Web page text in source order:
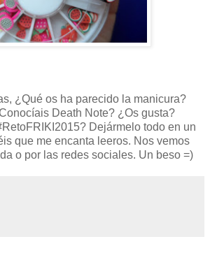
¿Qué os ha parecido la manicura?
Death Note? ¿Os gusta?
Dejármelo todo en un
que me encanta leeros. Nos vemos
o por las redes sociales. Un beso =)